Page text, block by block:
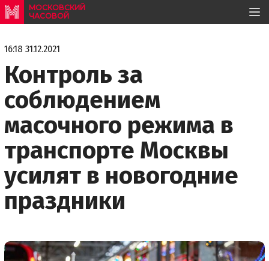
МОСКОВСКИЙ
ЧАСОВОЙ
16:18 31.12.2021
Контроль за
соблюдением
масочного режима в
транспорте Москвы
усилят в новогодние
праздники